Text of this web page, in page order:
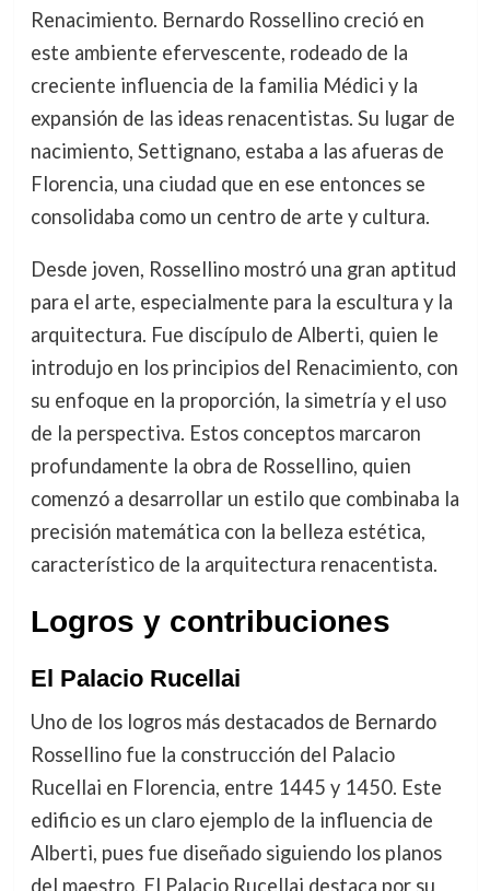
Renacimiento. Bernardo Rossellino creció en
este ambiente efervescente, rodeado de la
creciente influencia de la familia Médici y la
expansión de las ideas renacentistas. Su lugar de
nacimiento, Settignano, estaba a las afueras de
Florencia, una ciudad que en ese entonces se
consolidaba como un centro de arte y cultura.
Desde joven, Rossellino mostró una gran aptitud
para el arte, especialmente para la escultura y la
arquitectura. Fue discípulo de Alberti, quien le
introdujo en los principios del Renacimiento, con
su enfoque en la proporción, la simetría y el uso
de la perspectiva. Estos conceptos marcaron
profundamente la obra de Rossellino, quien
comenzó a desarrollar un estilo que combinaba la
precisión matemática con la belleza estética,
característico de la arquitectura renacentista.
Logros y contribuciones
El Palacio Rucellai
Uno de los logros más destacados de Bernardo
Rossellino fue la construcción del Palacio
Rucellai en Florencia, entre 1445 y 1450. Este
edificio es un claro ejemplo de la influencia de
Alberti, pues fue diseñado siguiendo los planos
del maestro. El Palacio Rucellai destaca por su